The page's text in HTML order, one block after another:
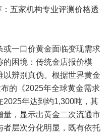
五家机构专业评测价格透
或一口价黄金面临变现需求
的困境：传统金店报价模
辨别真伪。根据世界黄金
的《2025年全球黄金需求
2025年达到约1,300吨，其
量，显示出黄金二次流通市
层次分化明显，既有依托